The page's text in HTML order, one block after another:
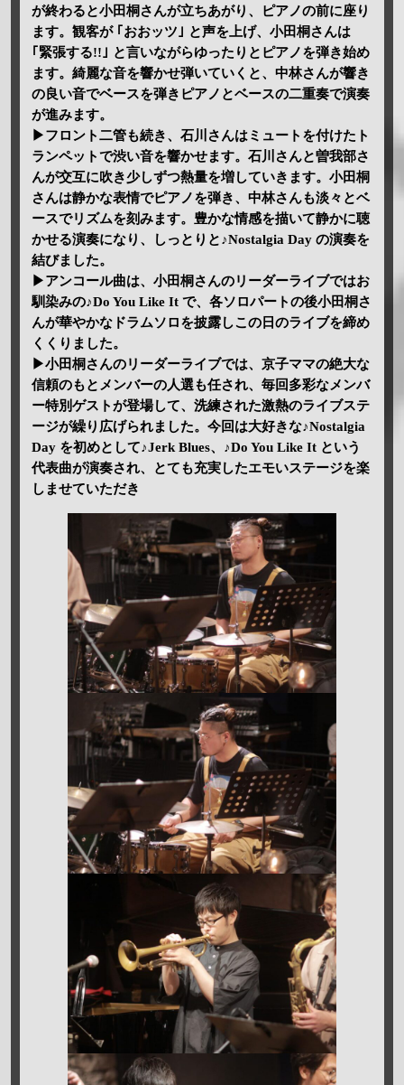
が終わると小田桐さんが立ちあがり、ピアノの前に座り
ます。観客が ｢おおッツ｣ と声を上げ、小田桐さんは
｢緊張する!!｣ と言いながらゆったりとピアノを弾き始め
ます。綺麗な音を響かせ弾いていくと、中林さんが響き
の良い音でベースを弾きピアノとベースの二重奏で演奏
が進みます。
▶フロント二管も続き、石川さんはミュートを付けたト
ランペットで渋い音を響かせます。石川さんと曽我部さ
んが交互に吹き少しずつ熱量を増していきます。小田桐
さんは静かな表情でピアノを弾き、中林さんも淡々とベ
ースでリズムを刻みます。豊かな情感を描いて静かに聴
かせる演奏になり、しっとりと♪Nostalgia Day の演奏を
結びました。
▶アンコール曲は、小田桐さんのリーダーライブではお
馴染みの♪Do You Like It で、各ソロパートの後小田桐さ
んが華やかなドラムソロを披露しこの日のライブを締め
くくりました。
▶小田桐さんのリーダーライブでは、京子ママの絶大な
信頼のもとメンバーの人選も任され、毎回多彩なメンバ
ー特別ゲストが登場して、洗練された激熱のライブステ
ージが繰り広げられました。今回は大好きな♪Nostalgia
Day を初めとして♪Jerk Blues、♪Do You Like It という
代表曲が演奏され、とても充実したエモいステージを楽
しませていただき